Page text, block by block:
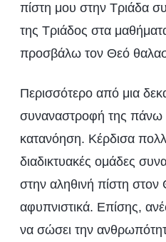
πίστη μου στην Τριάδα
της Τριάδος στα
προσβάλω τον Θεό
Περισσότερο από μια
συναναστροφή της πάνω
κατανόηση. Κέρδισα
διαδικτυακές ομάδες
στην αληθινή πίστη στον
αφυπνιστικά. Επίσης,
να σώσει την